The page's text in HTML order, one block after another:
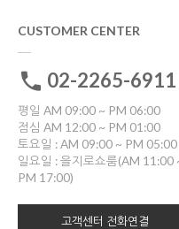
CUSTOMER CENTER
02-2265-
평일 AM 09:00 ~ PM 06:00
점심 AM 12:00 ~ PM 01:00
토요일 : AM 09:00 ~ PM 05:00
일요일 : 을지로쇼룸(AM
PM 17:00)
고객센터 전화연결